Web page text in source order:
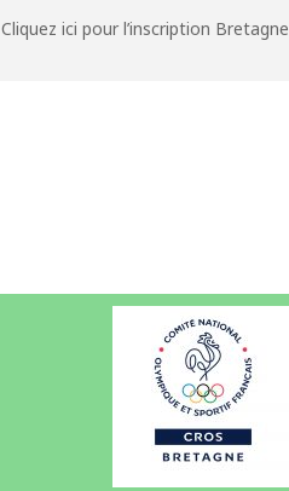
Cliquez ici pour l’inscription Bretagne